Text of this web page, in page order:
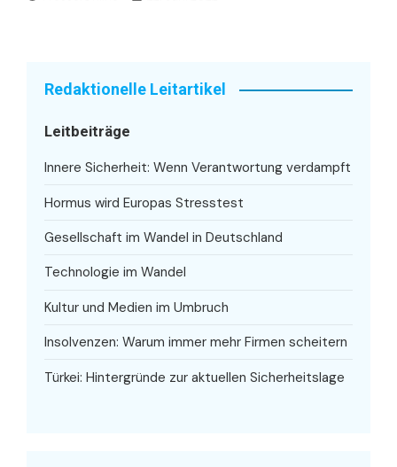
Redaktionelle Leitartikel
Leitbeiträge
Innere Sicherheit: Wenn Verantwortung verdampft
Hormus wird Europas Stresstest
Gesellschaft im Wandel in Deutschland
Technologie im Wandel
Kultur und Medien im Umbruch
Insolvenzen: Warum immer mehr Firmen scheitern
Türkei: Hintergründe zur aktuellen Sicherheitslage